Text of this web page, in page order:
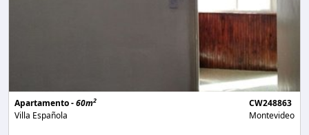
Apartamento -60m2
Villa Española
CW248863
Montevideo